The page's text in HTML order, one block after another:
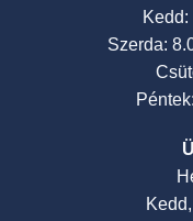
Szerda: